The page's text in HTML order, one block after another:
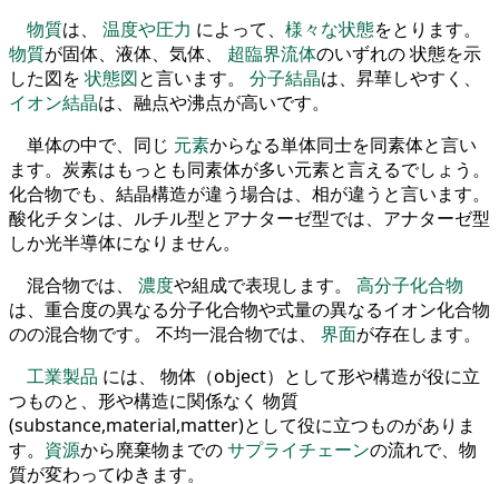
物質は、 温度や圧力 によって、 様々な状態をとります。
物質が固体、液体、気体、 超臨界流体のいずれの 状態を示
した図を 状態図と言います。 分子結晶は、昇華しやすく、
イオン結晶は、融点や沸点が高いです。
単体の中で、同じ 元素からなる単体同士を同素体と言い
ます。炭素はもっとも同素体が多い元素と言えるでしょう。
化合物でも、結晶構造が違う場合は、相が違うと言います。
酸化チタンは、ルチル型とアナターゼ型では、アナターゼ型
しか光半導体になりません。
混合物では、 濃度や組成で表現します。 高分子化合物
は、重合度の異なる分子化合物や式量の異なるイオン化合物
のの混合物です。 不均一混合物では、 界面が存在します。
工業製品 には、 物体（object）として形や構造が役に立
つものと、形や構造に関係なく 物質
(substance,material,matter)として役に立つものがありま
す。 資源から廃棄物までのサプライチェーンの流れで、物
質が変わってゆきます。